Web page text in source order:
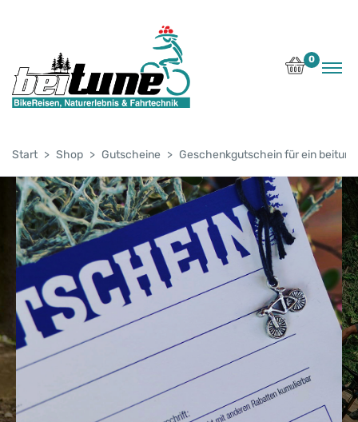
0
Start Shop Gutscheine Geschenkgutschein für ein